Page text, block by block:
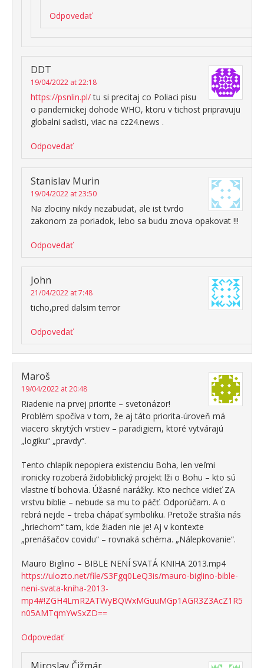
Odpovedať
DDT
19/04/2022 at 22:18
https://psnlin.pl/tu si precitaj co Poliaci pisu
o pandemickej dohode WHO, ktoru v tichost pripravuju
globalni sadisti, viac na cz24.news .
Odpovedať
Stanislav Murin
19/04/2022 at 23:50
Na zlociny nikdy nezabudat, ale ist tvrdo
zakonom za poriadok, lebo sa budu znova opakovat !!!
Odpovedať
John
21/04/2022 at 7:48
ticho,pred dalsim terror
Odpovedať
Maroš
19/04/2022 at 20:48
Riadenie na prvej priorite – svetonázor!
Problém spočíva v tom, že aj táto priorita-úroveň má
viacero skrytých vrstiev – paradigiem, ktoré vytvárajú
„logiku“ „pravdy“.
Tento chlapík nepopiera existenciu Boha, len veľmi
ironicky rozoberá židobiblický projekt lži o Bohu – kto sú
vlastne tí bohovia. Úžasné narážky. Kto nechce vidieť ZA
vrstvu biblie – nebude sa mu to páčť. Odporúčam. A o
rebrá nejde – treba chápať symboliku. Pretože strašia nás
„hriechom“ tam, kde žiaden nie je! Aj v kontexte
„prenášačov covidu“ – rovnaká schéma. „Nálepkovanie“.
Mauro Biglino – BIBLE NENÍ SVATÁ KNIHA 2013.mp4
https://ulozto.net/file/S3Fgq0LeQ3is/mauro-biglino-bible-
neni-svata-kniha-2013-
mp4#!ZGH4LmR2ATWyBQWxMGuuMGp1AGR3Z3AcZ1R5
n05AMTqmYwSxZD==
Odpovedať